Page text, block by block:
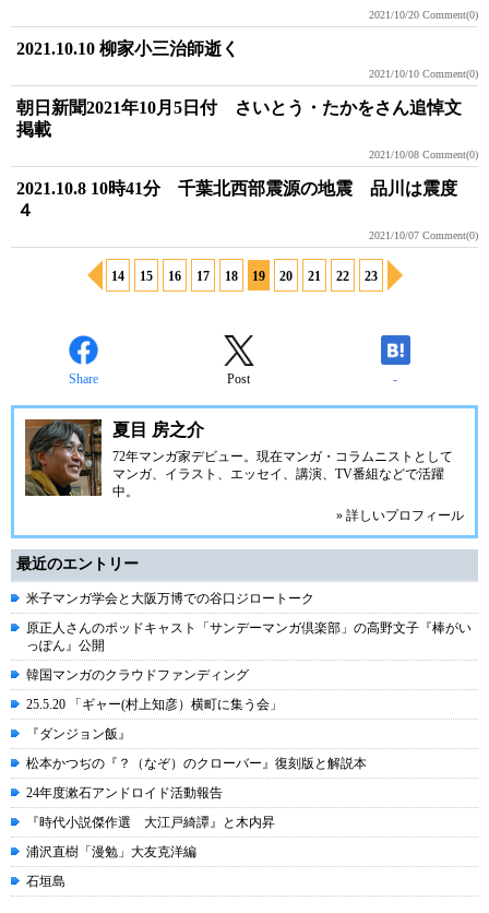
2021/10/20 Comment(0)
2021.10.10 柳家小三治師逝く
2021/10/10 Comment(0)
朝日新聞2021年10月5日付 さいとう・たかをさん追悼文
掲載
2021/10/08 Comment(0)
2021.10.8 10時41分 千葉北西部震源の地震 品川は震度
４
2021/10/07 Comment(0)
14 15 16 17 18 19 20 21 22 23
Share Post -
夏目 房之介
72年マンガ家デビュー。現在マンガ・コラムニストとして
マンガ、イラスト、エッセイ、講演、TV番組などで活躍
中。
» 詳しいプロフィール
最近のエントリー
米子マンガ学会と大阪万博での谷口ジロートーク
原正人さんのポッドキャスト「サンデーマンガ倶楽部」の高野文子『棒がい
っぽん』公開
韓国マンガのクラウドファンディング
25.5.20 「ギャー(村上知彦）横町に集う会」
『ダンジョン飯』
松本かつぢの『？（なぞ）のクローバー』復刻版と解説本
24年度漱石アンドロイド活動報告
『時代小説傑作選 大江戸綺譚』と木内昇
浦沢直樹「漫勉」大友克洋編
石垣島